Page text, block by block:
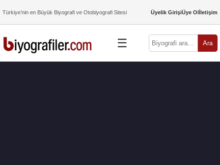
Türkiye’nin en Büyük Biyografi ve Otobiyografi Sitesi Üyelik GirişiÜye Olİletişim
☰ Ara